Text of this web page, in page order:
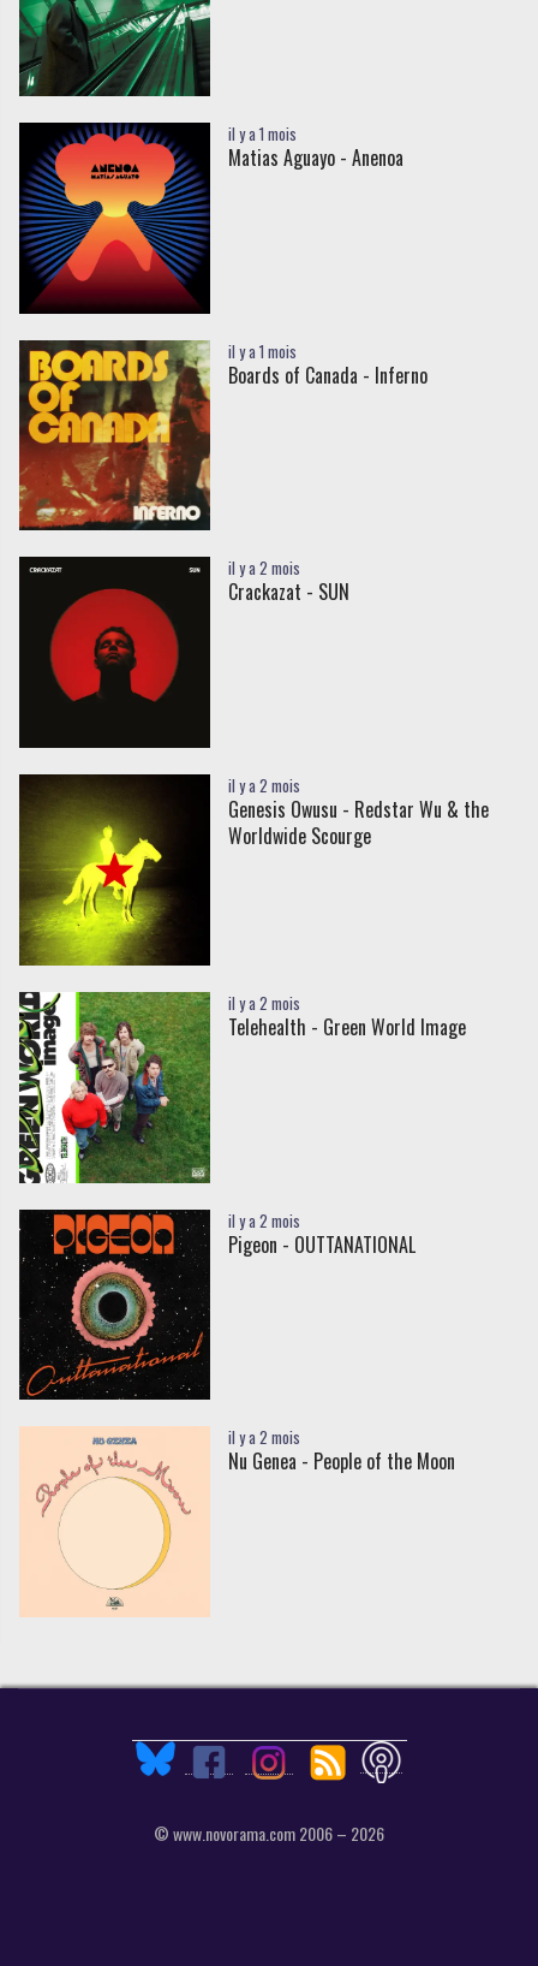
il y a 1 mois
Matias Aguayo - Anenoa
il y a 1 mois
Boards of Canada - Inferno
il y a 2 mois
Crackazat - SUN
il y a 2 mois
Genesis Owusu - Redstar Wu & the
Worldwide Scourge
il y a 2 mois
Telehealth - Green World Image
il y a 2 mois
Pigeon - OUTTANATIONAL
il y a 2 mois
Nu Genea - People of the Moon
© www.novorama.com 2006 – 2026